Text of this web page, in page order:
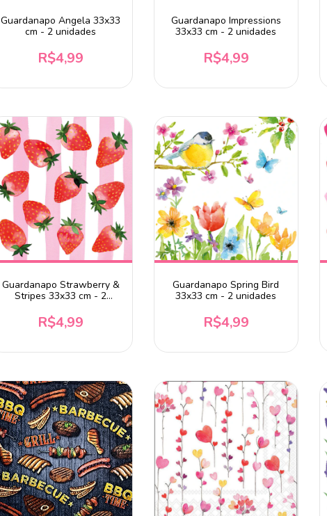
Guardanapo Angela 33x33
cm - 2 unidades
R$4,99
Guardanapo Impressions
33x33 cm - 2 unidades
R$4,99
Guardanapo Strawberry &
Stripes 33x33 cm - 2
R$4,99
Guardanapo Spring Bird
33x33 cm - 2 unidades
R$4,99